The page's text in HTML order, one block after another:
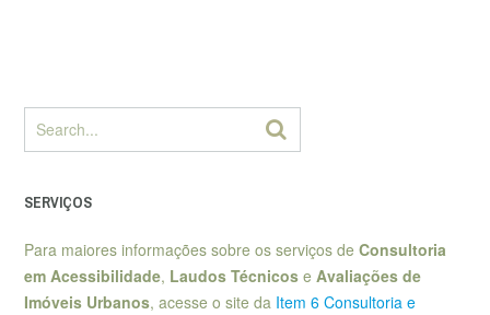
SERVIÇOS
Para maiores informações sobre os serviços de Consultoria
em Acessibilidade, Laudos Técnicos e Avaliações de
Imóveis Urbanos, acesse o site da Item 6 Consultoria e